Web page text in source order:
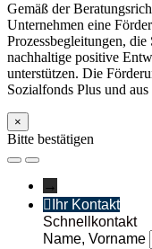
Gemäß der
Unternehmen eine
Prozessbegleitungen,
nachhaltige positive
unterstützen. Die
Sozialfonds Plus und
×
Bitte bestätigen
→
Ihr Kontakt
Schnellkontakt
Name, Vorname